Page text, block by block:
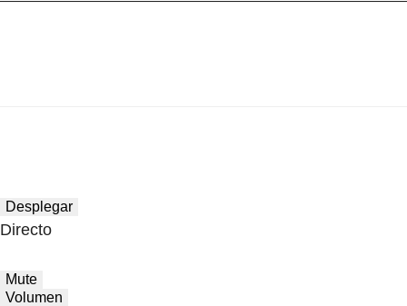
Desplegar
Directo
Mute
Volumen